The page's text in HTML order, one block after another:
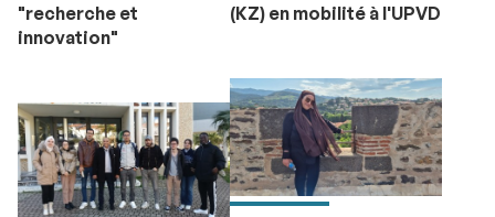
"recherche et
innovation"
(KZ) en mobilité à l'UPVD